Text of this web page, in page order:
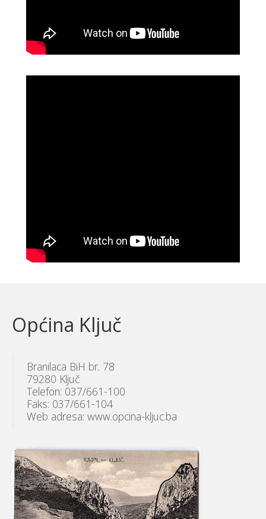
Općina Ključ
Branilaca BiH br. 78
79280 Ključ
Telefon: 037/661-100
Faks: 037/661-104
Web adresa: www.opcina-kljuc.ba